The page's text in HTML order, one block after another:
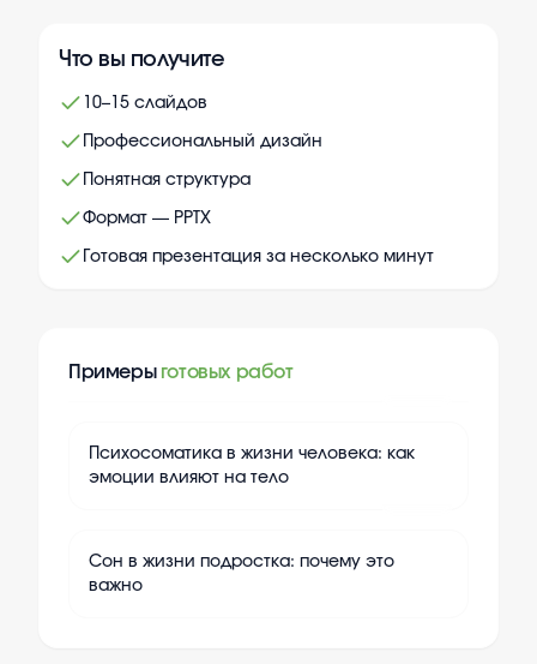
Что вы получите
10–15 слайдов
Профессиональный дизайн
Понятная структура
Формат — PPTX
Готовая презентация за несколько минут
Примеры готовых работ
Психосоматика в жизни человека: как
эмоции влияют на тело
Сон в жизни подростка: почему это
важно